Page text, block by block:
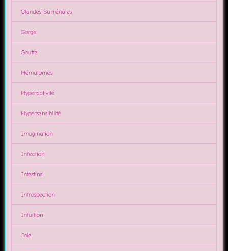
Glandes Surrénales
Gorge
Goutte
Hématomes
Hyperactivité
Hypersensibilité
Imagination
Infection
Intestins
Introspection
Intuition
Joie